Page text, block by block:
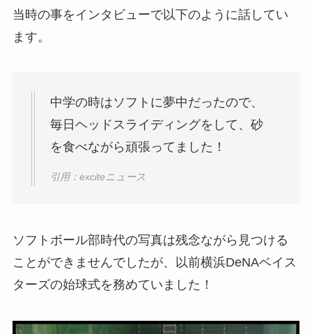
当時の事をインタビューで以下のように話してい
ます。
中学の時はソフトに夢中だったので、
毎日ヘッドスライディングをして、砂
を食べながら頑張ってました！
引用：exciteニュース
ソフトボール部時代の写真は残念ながら見つける
ことができませんでしたが、以前横浜DeNAベイス
ターズの始球式を務めていました！